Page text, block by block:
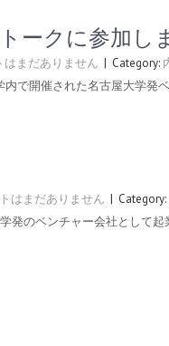
ークに参加し
はまだありません | Category:
内で開催された名古屋大学
はまだありません | Category:
発のベンチャー会社として起